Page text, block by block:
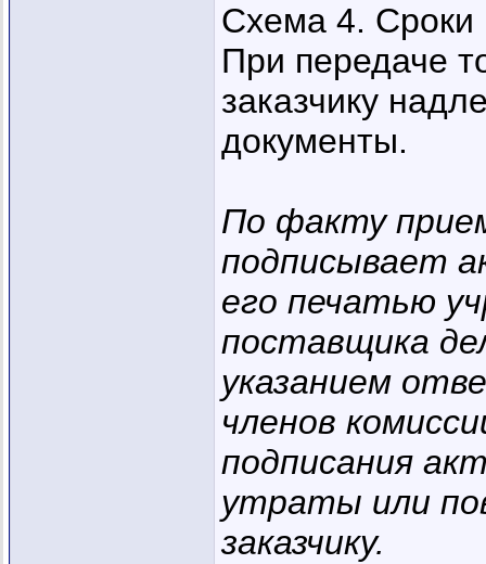
Схема 4. Сроки
При передаче
заказчику
документы.
По факту
подписывает
его печатью
поставщика
указанием
членов
подписания
утраты или
заказчику.